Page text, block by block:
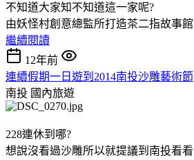
不知道大家知不知道這一家呢?
由妖怪村創意總監所打造茶二指故事館
繼續閱讀
12年前
連續假期一日遊到2014南投沙雕藝術節
南投 國內旅遊
228連休到哪?
想說沒看過沙雕所以就提議到南投看看